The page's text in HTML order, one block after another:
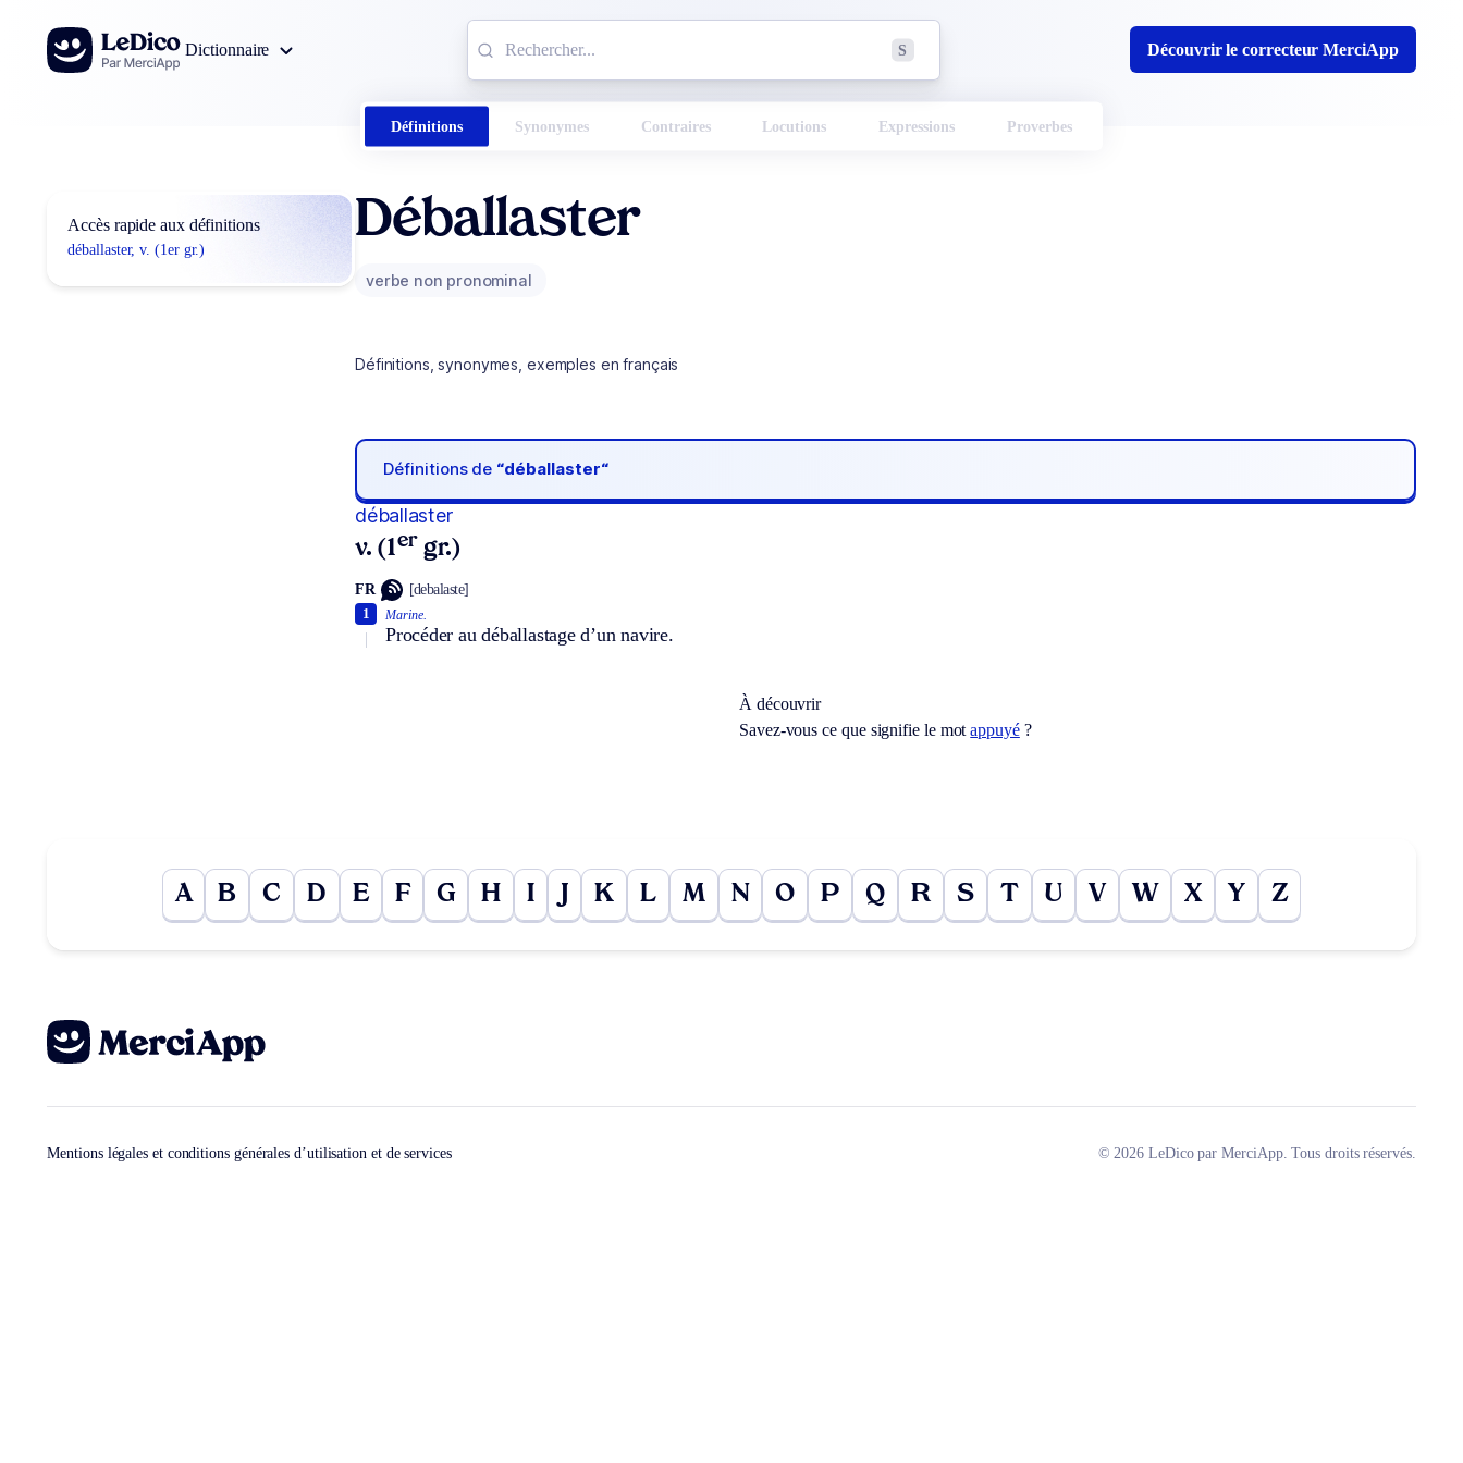
Aller au contenu
Dictionnaire
S Découvrir le correcteur MerciApp
Définitions Synonymes Contraires Locutions Expressions Proverbes
Accès rapide aux définitions
déballaster, v. (1er gr.)
Déballaster
verbe non pronominal
Définitions, synonymes, exemples en français
Définitions de “déballaster“
déballaster
v. (1er gr.)
FR [debalaste]
Marine.
Procéder au déballastage d’un navire.
1
À découvrir
Savez-vous ce que signifie le motappuyé?
A B C D E F G H I J K L M N O P Q R S T U V W X Y Z
Mentions légales et conditions générales d’utilisation et de services © 2026 LeDico par MerciApp. Tous droits réservés.